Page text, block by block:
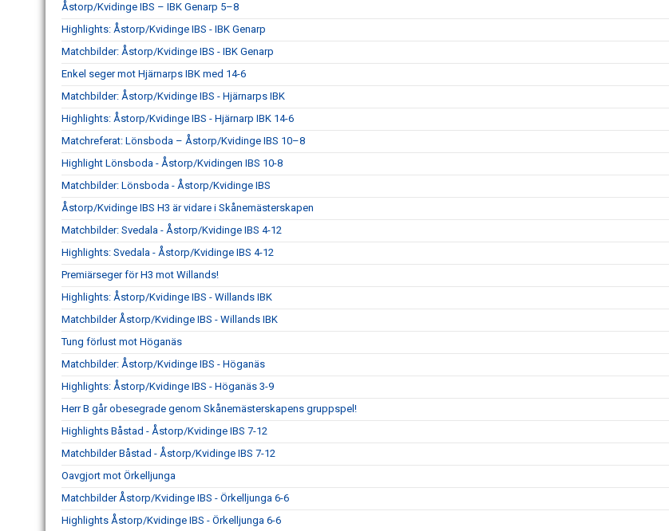
Åstorp/Kvidinge IBS – IBK Genarp 5–8
Highlights: Åstorp/Kvidinge IBS - IBK Genarp
Matchbilder: Åstorp/Kvidinge IBS - IBK Genarp
Enkel seger mot Hjärnarps IBK med 14-6
Matchbilder: Åstorp/Kvidinge IBS - Hjärnarps IBK
Highlights: Åstorp/Kvidinge IBS - Hjärnarp IBK 14-6
Matchreferat: Lönsboda – Åstorp/Kvidinge IBS 10–8
Highlight Lönsboda - Åstorp/Kvidingen IBS 10-8
Matchbilder: Lönsboda - Åstorp/Kvidinge IBS
Åstorp/Kvidinge IBS H3 är vidare i Skånemästerskapen
Matchbilder: Svedala - Åstorp/Kvidinge IBS 4-12
Highlights: Svedala - Åstorp/Kvidinge IBS 4-12
Premiärseger för H3 mot Willands!
Highlights: Åstorp/Kvidinge IBS - Willands IBK
Matchbilder Åstorp/Kvidinge IBS - Willands IBK
Tung förlust mot Höganäs
Matchbilder: Åstorp/Kvidinge IBS - Höganäs
Highlights: Åstorp/Kvidinge IBS - Höganäs 3-9
Herr B går obesegrade genom Skånemästerskapens gruppspel!
Highlights Båstad - Åstorp/Kvidinge IBS 7-12
Matchbilder Båstad - Åstorp/Kvidinge IBS 7-12
Oavgjort mot Örkelljunga
Matchbilder Åstorp/Kvidinge IBS - Örkelljunga 6-6
Highlights Åstorp/Kvidinge IBS - Örkelljunga 6-6